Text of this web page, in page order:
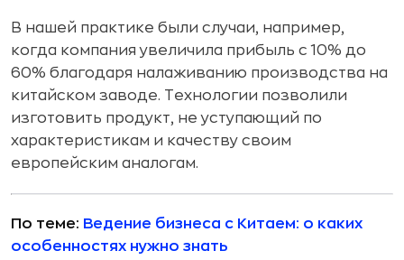
В нашей практике были случаи, например,
когда компания увеличила прибыль с 10% до
60% благодаря налаживанию производства на
китайском заводе. Технологии позволили
изготовить продукт, не уступающий по
характеристикам и качеству своим
европейским аналогам.
По теме: Ведение бизнеса с Китаем: о каких
особенностях нужно знать